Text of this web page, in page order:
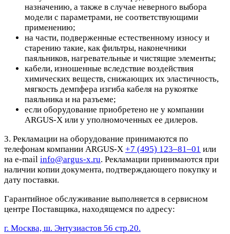
назначению, а также в случае неверного выбора
модели с параметрами, не соответствующими
применению;
на части, подверженные естественному износу и
старению такие, как фильтры, наконечники
паяльников, нагревательные и чистящие элементы;
кабели, изношенные вследствие воздействия
химических веществ, снижающих их эластичность,
мягкость демпфера изгиба кабеля на рукоятке
паяльника и на разъеме;
если оборудование приобретено не у компании
ARGUS-X или у уполномоченных ее дилеров.
3. Рекламации на оборудование принимаются по
телефонам компании ARGUS-X +7 (495) 123–81–01 или
на e-mail info@argus-x.ru. Рекламации принимаются при
наличии копии документа, подтверждающего покупку и
дату поставки.
Гарантийное обслуживание выполняется в сервисном
центре Поставщика, находящемся по адресу:
г. Москва, ш. Энтузиастов 56 стр.20.